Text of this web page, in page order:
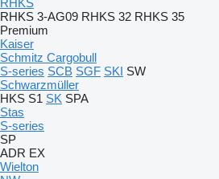
RHKS
RHKS 3-AG09 RHKS 32 RHKS 35
Premium
Kaiser
Schmitz Cargobull
S-series SCB SGF SKI SW
Schwarzmüller
HKS S1 SK SPA
Stas
S-series
SP
ADR EX
Wielton